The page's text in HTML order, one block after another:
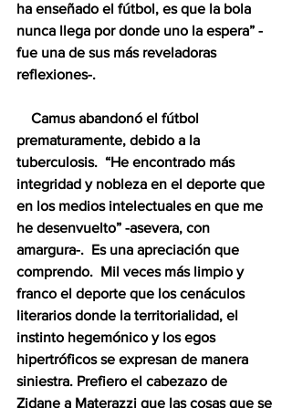
ha enseñado el fútbol, es que la bola
nunca llega por donde uno la espera” -
fue una de sus más reveladoras
reflexiones-.
prematuramente, debido a la
tuberculosis.  “He encontrado más
integridad y nobleza en el deporte que
en los medios intelectuales en que me
he desenvuelto” -asevera, con
amargura-.  Es una apreciación que
comprendo.  Mil veces más limpio y
franco el deporte que los cenáculos
literarios donde la territorialidad, el
instinto hegemónico y los egos
hipertróficos se expresan de manera
siniestra. Prefiero el cabezazo de
Zidane a Materazzi que las cosas que se